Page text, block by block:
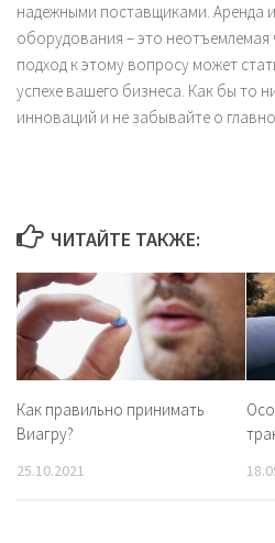
надежными поставщиками. Аренда
оборудования – это неотъемлемая
подход к этому вопросу может
успехе вашего бизнеса. Как бы то
инноваций и не забывайте о
ЧИТАЙТЕ ТАКЖЕ:
Как правильно принимать
Виагру?
25.10.2021